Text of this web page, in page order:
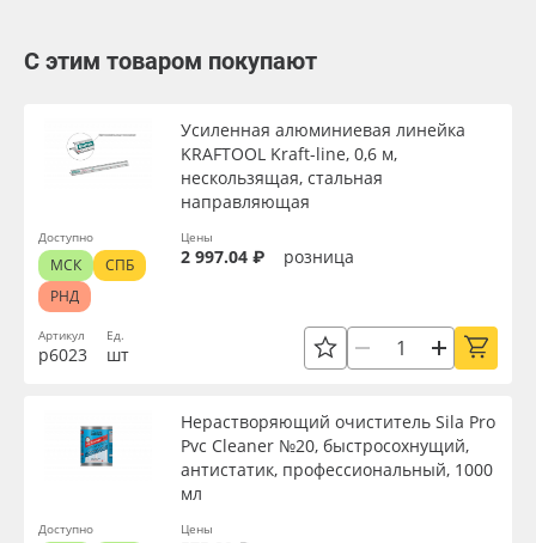
С этим товаром покупают
Артикул
р6023
Усиленная алюминиевая линейка
KRAFTOOL Kraft-line, 0,6 м,
нескользящая, стальная
направляющая
Ед.
шт
Цены
2 997.04 ₽ розница
Доступно
МСК
СПБ
РНД
Нерастворяющий очиститель Sila Pro
Pvc Cleaner №20, быстросохнущий,
антистатик, профессиональный, 1000
мл
Цены
Доступно